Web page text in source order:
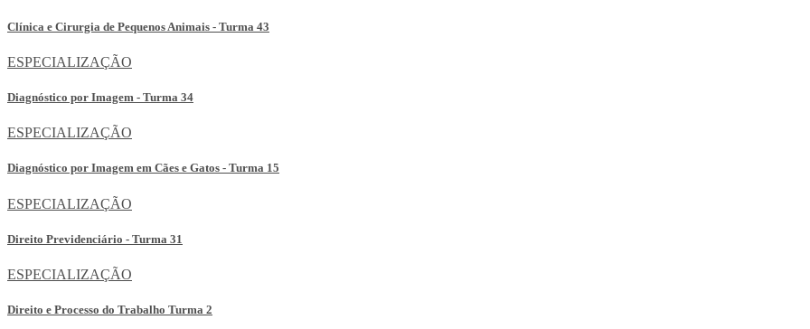
Clínica e Cirurgia de Pequenos Animais - Turma 43
ESPECIALIZAÇÃO
Diagnóstico por Imagem - Turma 34
ESPECIALIZAÇÃO
Diagnóstico por Imagem em Cães e Gatos - Turma 15
ESPECIALIZAÇÃO
Direito Previdenciário - Turma 31
ESPECIALIZAÇÃO
Direito e Processo do Trabalho Turma 2